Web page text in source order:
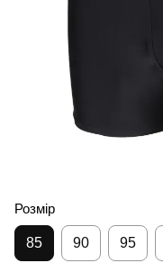
Розмір
85 90 95